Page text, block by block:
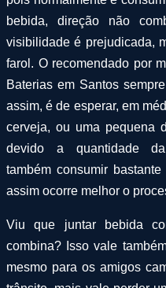
bebida, direção não
visibilidade é prejudicada,
farol. O recomendado por
Baterias em Santos
assim, é de esperar, em
cerveja, ou uma pequena
devido a quantidade da
também consumir
assim ocorre melhor o
Viu que juntar bebida
combina? Isso vale
mesmo para os amigos